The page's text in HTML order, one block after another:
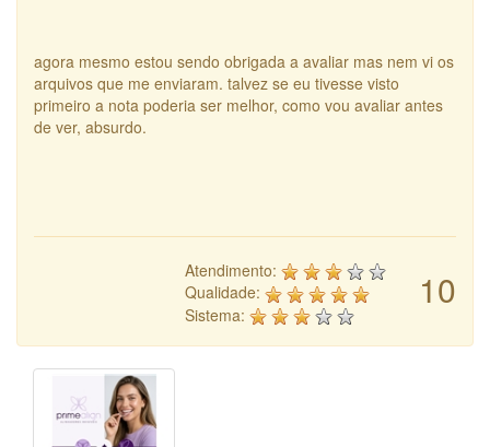
agora mesmo estou sendo obrigada a avaliar mas nem vi os
arquivos que me enviaram. talvez se eu tivesse visto
primeiro a nota poderia ser melhor, como vou avaliar antes
de ver, absurdo.
10
Atendimento:
Qualidade:
Sistema: